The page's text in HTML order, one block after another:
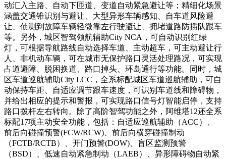
动汇入主路、自动下匝道、变道自动紧急避让等；精细化场景
涵盖交通锥识别与避让、大型异形车辆感知、自车道风险避
让、侦测到故障车辆轻微靠左行驶避让、拥堵道路防插队跟车
等。另外，城区智驾领航辅助City NCA，可自动识别红绿
灯，可根据导航路线自动选择车道、主动超车，可主动避让行
人、非机动车辆，可在城市无保护路口灵活处理路况，可实现
占道避障、脱困换道、路口掉头、环岛通行等功能。同时，城
区车道巡航辅助City LCC，全系标配城区车道巡航辅助，可自
动保持车距、自适应调节跟车速度，可识别车道线和障碍物，
并给出相应的提示和警报，可实现路口信号灯智能启停，支持
路口拨杆左右转向。除了高阶智驾功能之外，阿维塔12还全系
标配17项主动安全功能，包括：自适应巡航辅助（ACC）、
前后向碰撞预警(FCW/RCW)、前后向横穿碰撞制动
（FCTB/RCTB）、开门预警(DOW)、盲区监测预警
（BSD）、低速自动紧急制动（LAEB）、异形障碍物自动紧